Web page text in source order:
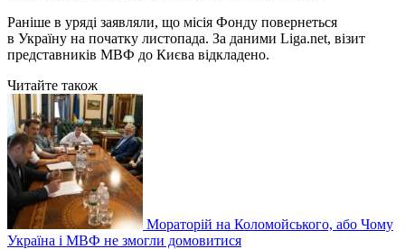
Раніше в уряді заявляли, що місія Фонду повернеться
в Україну на початку листопада. За даними Liga.net, візит
представників МВФ до Києва відкладено.
Читайте також
Мораторій на Коломойського, або Чому
Україна і МВФ не змогли домовитися